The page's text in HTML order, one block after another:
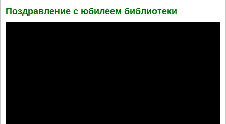
Поздравление с юбилеем библиотеки